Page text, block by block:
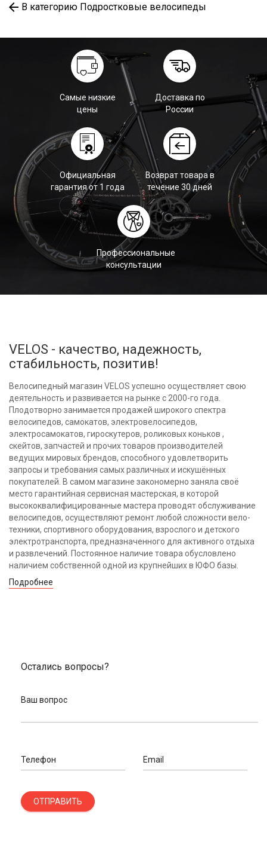
В категорию Подростковые велосипеды
Самые низкие
цены
Доставка по
России
Официальная
гарантия от 1 года
Возврат товара в
течение 30 дней
Профессиональные
консультации
VELOS - качество, надежность,
стабильность, позитив!
Велосипедный магазин VELOS успешно осуществляет свою
деятельность и развивается на рынке с 2000-го года.
Плодотворно занимается продажей широкого спектра
велосипедов, самокатов, электровелосипедов,
электросамокатов, гироскутеров, роликовых коньков ,
скейтов, запчастей и прочих товаров производителей
ведущих мировых брендов, способного удовлетворить
запросы и требования самых различных и искушённых
покупателей. В самом магазине закономерно заняла своё
место гарантийная сервисная мастерская, в которой
высококвалифицированные мастера проводят обслуживание
велосипедов, осуществляют ремонт любой сложности вело-
техники, спортивного оборудования, взрослого и детского
электротранспорта, предназначенного для активного отдыха
и развлечений. Постоянное наличие товара обусловлено
наличием собственной одной из крупнейших в ЮФО базы.
Подробнее
Остались вопросы?
Ваш вопрос
Телефон Email
ОТПРАВИТЬ